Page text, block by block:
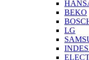
BEKO
LG